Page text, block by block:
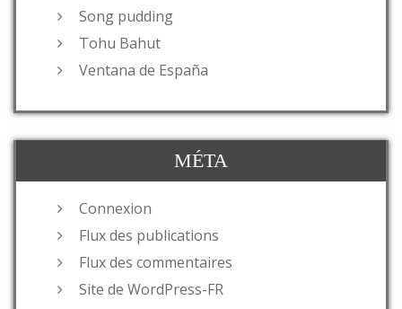
Song pudding
Tohu Bahut
Ventana de España
MÉTA
Connexion
Flux des publications
Flux des commentaires
Site de WordPress-FR